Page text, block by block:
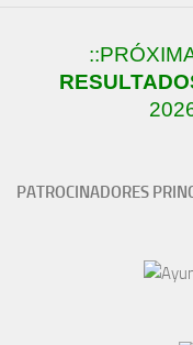
PATROCINADORES